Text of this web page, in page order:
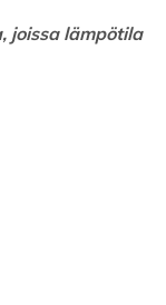
joissa lämpötila